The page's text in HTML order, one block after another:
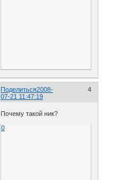
Поделиться 4
2008-
07-21 11:47:19
Почему такой ник?
0